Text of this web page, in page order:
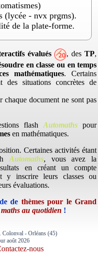
(lycée - nvx prgms).
de la plate-forme.
évalués , desTP,
en classe ou en temps
mathématiques. Certains
des situations concrètes de
chaque document ne sont pas
flashAutomaths pour
en mathématiques.
Certaines activités étant
Automaths, vous avez la
en créant un compte
y inscrire leurs classes ou
évaluations.
de thèmes pour le Grand
maths au quotidien !
Colonval - Orléans (45)
août 2026
nous